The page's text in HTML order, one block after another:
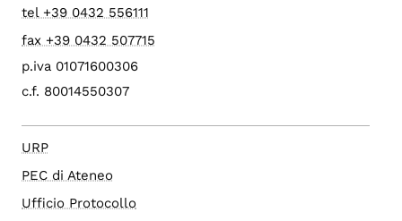
tel +39 0432 556111
fax +39 0432 507715
p.iva 01071600306
c.f. 80014550307
URP
PEC di Ateneo
Ufficio Protocollo